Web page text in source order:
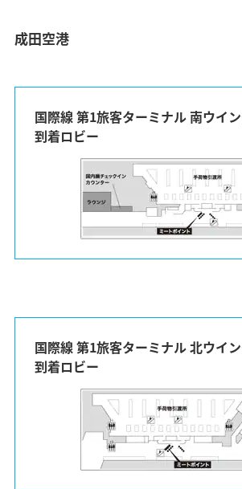
成田空港
国際線 第1旅客ターミナル 南ウイ
到着ロビー
国際線 第1旅客ターミナル 北ウイ
到着ロビー